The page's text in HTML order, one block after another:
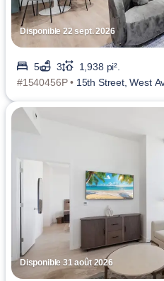
Disponible 22 sept. 2026
5 3
1,938 pi².
#1540456P • 15th Street, West
Disponible 31 août 2026